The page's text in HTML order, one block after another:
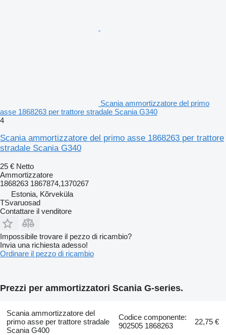
Scania ammortizzatore del primo
asse 1868263 per trattore stradale Scania G340
4
Scania ammortizzatore del primo asse 1868263 per trattore
stradale Scania G340
25 € Netto
Ammortizzatore
1868263 1867874,1370267
Estonia, Kõrveküla
TSvaruosad
Contattare il venditore
Impossibile trovare il pezzo di ricambio?
Invia una richiesta adesso!
Ordinare il pezzo di ricambio
Prezzi per ammortizzatori Scania G-series.
Scania ammortizzatore del
primo asse per trattore stradale
Scania G400
Codice componente:
902505 1868263
22,75 €